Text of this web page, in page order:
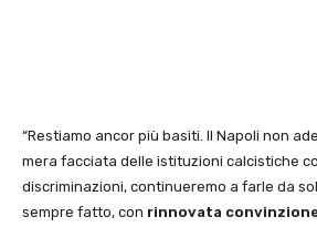
“Restiamo ancor più basiti. Il Napoli non
mera facciata delle istituzioni calcistiche
discriminazioni, continueremo a farle da
sempre fatto, con rinnovata